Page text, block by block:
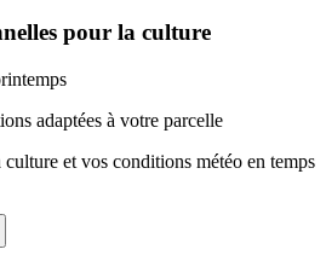
pour la culture
adaptées à votre parcelle
et vos conditions météo en temps